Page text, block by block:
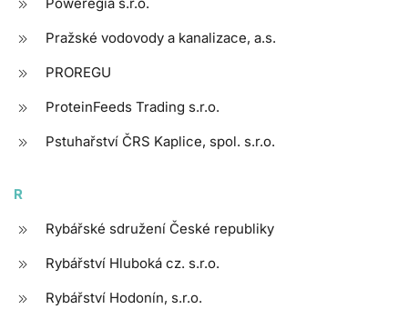
Pražské vodovody a kanalizace, a.s.
PROREGU
ProteinFeeds Trading s.r.o.
Pstuhařství ČRS Kaplice, spol. s.r.o.
R
Rybářské sdružení České republiky
Rybářství Hluboká cz. s.r.o.
Rybářství Hodonín, s.r.o.